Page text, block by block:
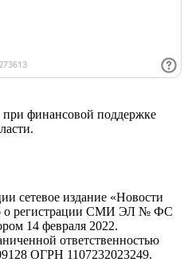
при финансовой поддержке
сетевое издание «Новости
о регистрации СМИ ЭЛ № ФС
14 февраля 2022.
ответственностью
ОГРН 1107232023249.